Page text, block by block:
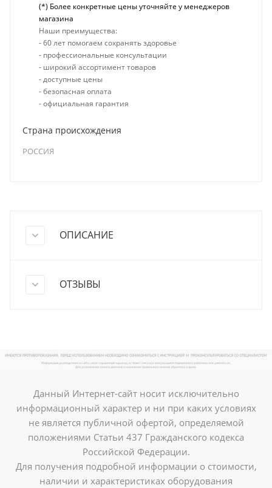
(*) Более конкретные цены уточняйте у менеджеров
магазина
Наши преимущества:
- 60 лет помогаем сохранять здоровье
- профессиональные консультации
- широкий ассортимент товаров
- доступные цены
- безопасная оплата
- официальная гарантия
Страна происхождения
РОССИЯ
ОПИСАНИЕ
ОТЗЫВЫ
Данный Интернет-сайт носит исключительно
информационный характер и ни при каких условиях
не является публичной офертой, определяемой
положениями Статьи 437 Гражданского кодекса
Российской Федерации.
Для получения подробной информации о стоимости,
наличии и характеристиках оборудования